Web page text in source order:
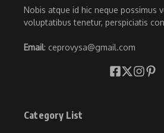
Nobis atque id hic neque possimus
voluptatibus tenetur, perspiciatis
Email: ceprovysa@gmail.com
Category List